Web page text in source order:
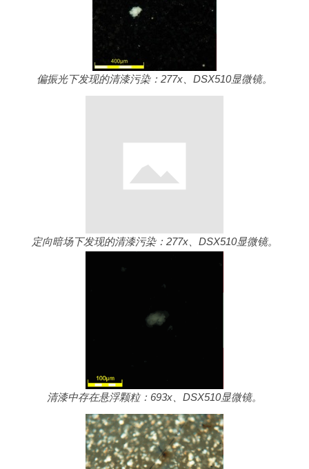
偏振光下发现的清漆污染：277x、DSX510显微镜。
定向暗场下发现的清漆污染：277x、DSX510显微镜。
清漆中存在悬浮颗粒：693x、DSX510显微镜。